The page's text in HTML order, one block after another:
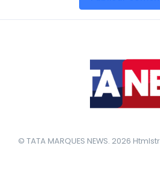
© TATA MARQUES NEWS. 2026